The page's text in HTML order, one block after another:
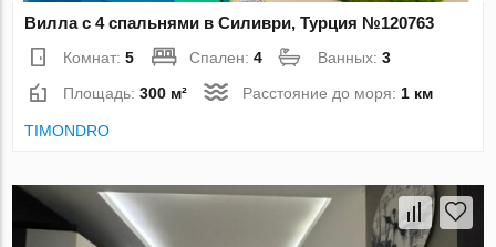
Вилла с 4 спальнями в Силиври, Турция №120763
Комнат:5 Спален:4 Ванных:3
Площадь:300 м² Расстояние до моря: 1 км
TIMONDRO